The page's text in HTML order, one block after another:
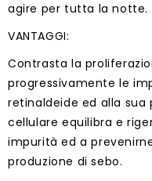
agire per tutta la notte.
VANTAGGI:
Contrasta la
progressivamente le
retinaldeide ed alla
cellulare equilibra e
impurità ed a
produzione di sebo.